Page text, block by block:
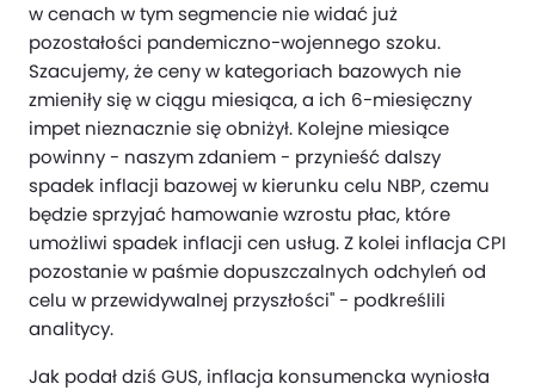
w cenach w tym segmencie nie widać już
pozostałości pandemiczno-wojennego szoku.
Szacujemy, że ceny w kategoriach bazowych nie
zmieniły się w ciągu miesiąca, a ich 6-miesięczny
impet nieznacznie się obniżył. Kolejne miesiące
powinny - naszym zdaniem - przynieść dalszy
spadek inflacji bazowej w kierunku celu NBP, czemu
będzie sprzyjać hamowanie wzrostu płac, które
umożliwi spadek inflacji cen usług. Z kolei inflacja CPI
pozostanie w paśmie dopuszczalnych odchyleń od
celu w przewidywalnej przyszłości" - podkreślili
analitycy.
Jak podał dziś GUS, inflacja konsumencka wyniosła